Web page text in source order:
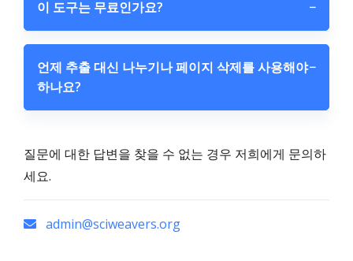
이 도구는 무료인가요? −
언제 추출 대신 나누기나 페이지 삭제를 사용해야
하나요?
−
질문에 대한 답변을 찾을 수 없는 경우 저희에게 문의하
세요.
admin@sciweavers.org